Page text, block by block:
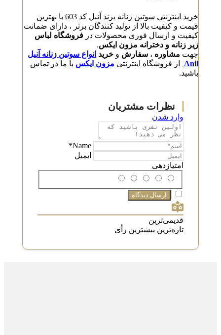
خرید اینترنتی سوتین زنانه برند آنیل کد 603 با بهترین
قیمت و کیفیت بالا از تولید کنندگان برتر ، دارای ضمانت
کیفیت و ارسال فوری محصولات درفروشگاه لباس
زیر زنانه و دخترانه مزون ایکس.
جهتمشاوره،سفارشوخرید انواع سوتین زنانه آنیل
از فروشگاه اینترنتیمزون ایکسبا ما در تماس
باشید.
وارد شدن
Name*
امتیازدهی
قدیمی‌ترین
تازه‌ترین بیشترین رأی